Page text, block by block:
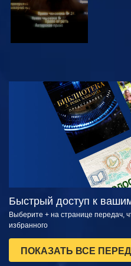
СМОТРЕТЬ
Быстрый доступ к
Выберите + на странице передач,
избранного
ПОКАЗАТЬ ВСЕ